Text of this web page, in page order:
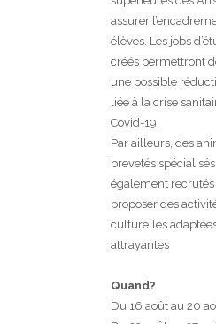
assurer
élèves. Les jobs
créés permettront
une possible
liée à la crise
Covid-19.
Par ailleurs, des
brevetés
également
proposer des
culturelles
attrayantes
Quand?
Du 16 août au 20